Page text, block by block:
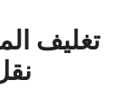
تغليف